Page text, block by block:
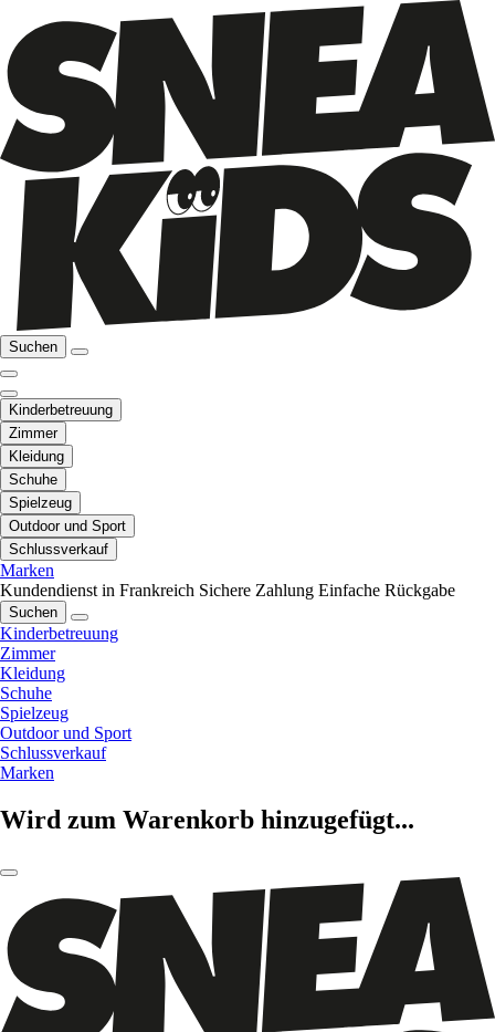
Suchen
Kinderbetreuung
Zimmer
Kleidung
Schuhe
Spielzeug
Outdoor und Sport
Schlussverkauf
Marken
Kundendienst in Frankreich Sichere Zahlung Einfache Rückgabe
Suchen
Kinderbetreuung
Zimmer
Kleidung
Schuhe
Spielzeug
Outdoor und Sport
Schlussverkauf
Marken
Wird zum Warenkorb hinzugefügt...